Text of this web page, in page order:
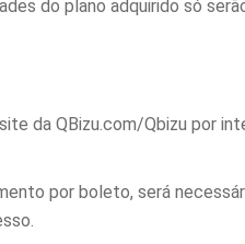
do plano adquirido só
da QBizu.com/Qbizu por
por boleto, será